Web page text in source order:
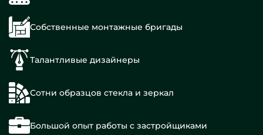
Собственные монтажные бригады
Талантливые дизайнеры
Сотни образцов стекла и зеркал
Большой опыт работы с застройщиками